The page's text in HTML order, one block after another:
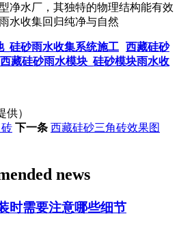
净水厂，其独特的物理结构能有效
水收集回归纯净与自然
硅砂雨水收集系统施工 西藏硅砂
西藏硅砂雨水模块_硅砂模块雨水收
供）
下一条 西藏硅砂三角砖效果图
news
时需要注意哪些细节